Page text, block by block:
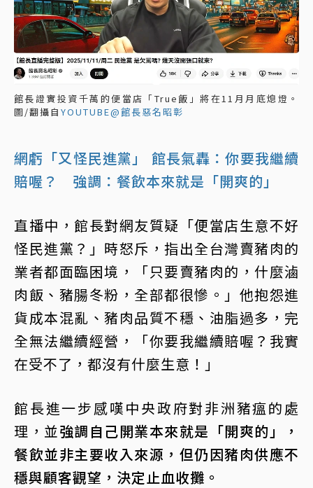
館長證實投資千萬的便當店「True飯」將在11月月底熄燈。
圖/翻攝自 YOUTUBE@館長惡名昭彰
網虧「又怪民進黨」 館長氣轟：你要我繼續
賠喔？ 強調：餐飲本來就是「開爽的」
直播中，館長對網友質疑「便當店生意不好
怪民進黨？」時怒斥，指出全台灣賣豬肉的
業者都面臨困境，「只要賣豬肉的，什麼滷
肉飯、豬腸冬粉，全部都很慘。」他抱怨進
貨成本混亂、豬肉品質不穩、油脂過多，完
全無法繼續經營，「你要我繼續賠喔？我實
在受不了，都沒有什麼生意！」
館長進一步感嘆中央政府對非洲豬瘟的處
理，並強調自己開業本來就是「開爽的」，
餐飲並非主要收入來源，但仍因豬肉供應不
穩與顧客觀望，決定止血收攤。